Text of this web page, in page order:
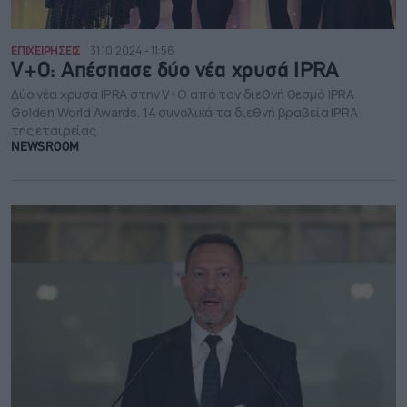
ΕΠΙΧΕΙΡΗΣΕΙΣ 31.10.2024 - 11:56
V+O: Απέσπασε δύο νέα χρυσά IPRA
Δύο νέα χρυσά IPRA στην V+O από τον διεθνή θεσμό IPRA
Golden World Awards. 14 συνολικά τα διεθνή βραβεία IPRA
της εταιρείας
NEWSROOM